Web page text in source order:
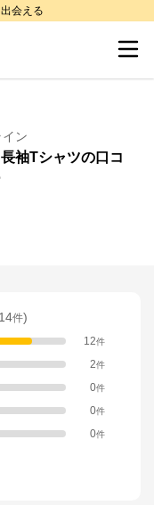
会える
ン
袖Tシャツの口コ
14件)
12件
2件
0件
0件
0件